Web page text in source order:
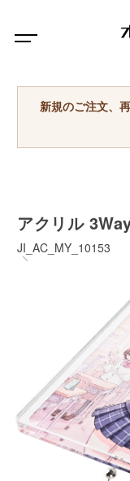
新規のご注文、
アクリル
JI_AC_MY_10153